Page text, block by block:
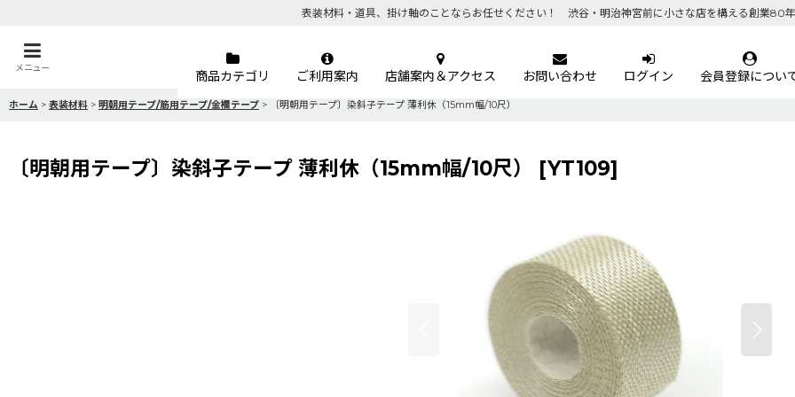
表装材料・道具、掛け軸のことならお任せください！ 渋谷・明治神宮前に小さな店を構える創業80年
メニュー
商品カテゴリ ご利用案内 店舗案内＆アクセス お問い合わせ ログイン 会員登録につい
ホーム > 表装材料 > 明朝用テープ/筋用テープ/金襴テープ > 〔明朝用テープ〕染斜子テープ 薄利休（15mm幅/10尺）
〔明朝用テープ〕染斜子テープ 薄利休（15mm幅/10尺） [YT109]